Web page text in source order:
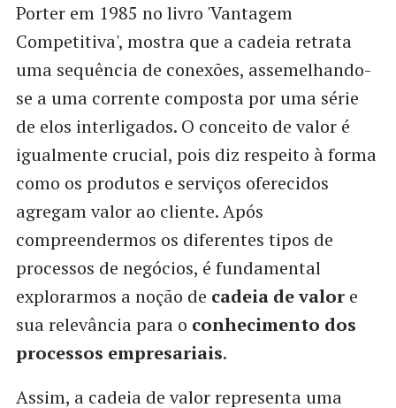
Porter em 1985 no livro 'Vantagem
Competitiva', mostra que a cadeia retrata
uma sequência de conexões, assemelhando-
se a uma corrente composta por uma série
de elos interligados. O conceito de valor é
igualmente crucial, pois diz respeito à forma
como os produtos e serviços oferecidos
agregam valor ao cliente. Após
compreendermos os diferentes tipos de
processos de negócios, é fundamental
explorarmos a noção de cadeia de valore
sua relevância para o conhecimento dos
processos empresariais.
Assim, a cadeia de valor representa uma